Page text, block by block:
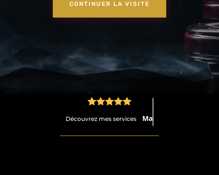
CONTINUER LA VISITE

Découvrez mes services Médium